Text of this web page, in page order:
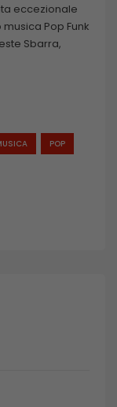
eccezionale
Pop Funk
Sbarra,
POP